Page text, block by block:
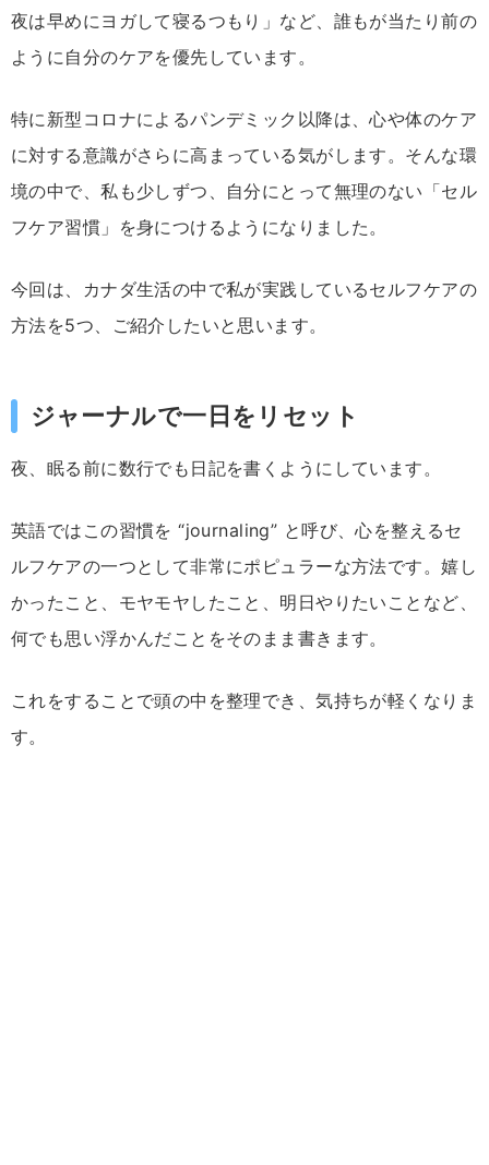
夜は早めにヨガして寝るつもり」 など、 誰もが当たり前の
よう に自分のケアを優先 してい ます。
特に新型コロナによるパンデミック 以降は、心や体のケア
に対する意識がさらに高 ま って いる気がします。 そんな環
境の中で、私 も少しずつ、 自分にとって無理のない「セル
フケア習慣」 を身につける よう になり ま した。
今回 は、 カナダ生活の中 で私が実践 して いるセルフケアの
方法を5つ、 ご紹介 した いと思い ます。
ジャーナルで一日を リセット
夜、 眠る前に数行でも 日記を書く よう にしてい ます。
英語では この習慣を “journaling” と呼び、心を整えるセ
ルフケアの一つとして非常にポピュラーな方法です。嬉 し
かっ た こと、 モヤモヤ した こと、 明日や り たい こと など、
何でも思い浮かんだこと をそのまま 書き ます。
これをする こと で頭の中 を整理でき 、気持ちが軽 く なり ま
す。